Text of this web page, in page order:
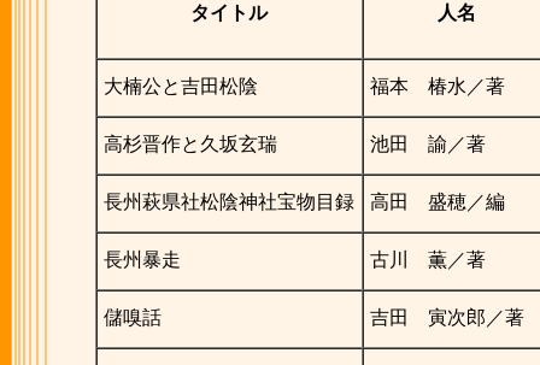
タイトル 人名
大楠公と吉田松陰 福本 椿水／著
高杉晋作と久坂玄瑞 池田 諭／著
長州萩県社松陰神社宝物目録 高田 盛穂／編
長州暴走 古川 薫／著
儲嗅話 吉田 寅次郎／著